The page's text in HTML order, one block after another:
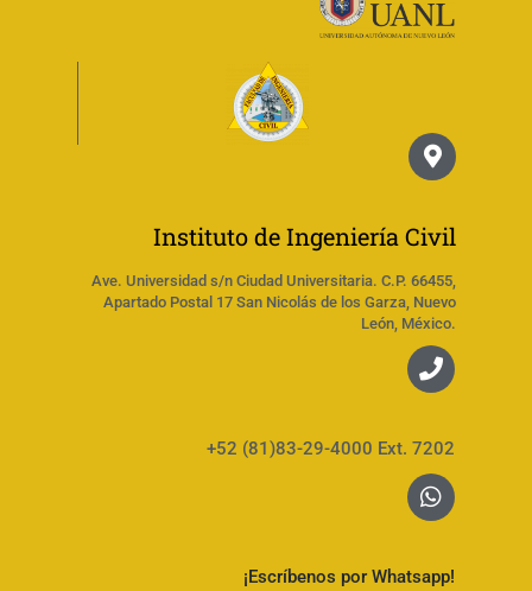
Instituto de Ingeniería Civil
Ave. Universidad s/n Ciudad Universitaria. C.P. 66455,
Apartado Postal 17 San Nicolás de los Garza, Nuevo
León, México.
+52 (81)83-29-4000 Ext. 7202
¡Escríbenos por Whatsapp!